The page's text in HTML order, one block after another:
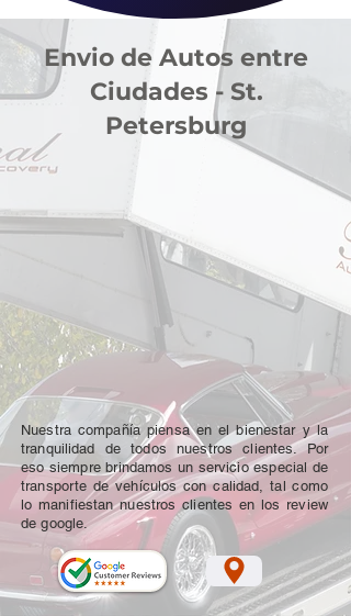
Envio de Autos entre
Ciudades - St.
Petersburg
Nuestra compañía piensa en el bienestar y la
tranquilidad de todos nuestros clientes. Por
eso siempre brindamos un servicio especial de
transporte de vehículos con calidad, tal como
lo manifiestan nuestros clientes en los review
de google.